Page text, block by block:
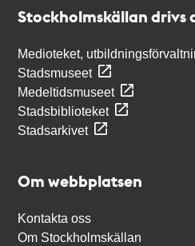
Stockholmskällan drivs
Medioteket,
Stadsmuseet
Medeltidsmuseet
Stadsbiblioteket
Stadsarkivet
Om webbplatsen
Kontakta oss
Om Stockholmskällan